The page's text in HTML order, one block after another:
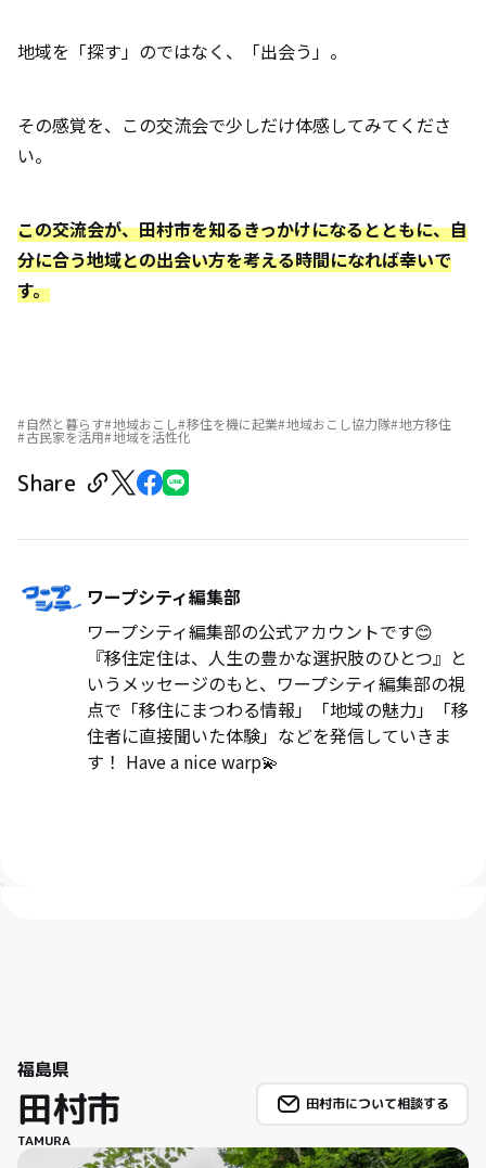
地域を「探す」のではなく、「出会う」。
その感覚を、この交流会で少しだけ体感してみてくださ
い。
この交流会が、田村市を知るきっかけになるとともに、自
分に合う地域との出会い方を考える時間になれば幸いで
す。
自然と暮らす 地域おこし 移住を機に起業 地域おこし協力隊 地方移住
古民家を活用 地域を活性化
Share
ワープシティ編集部
ワープシティ編集部の公式アカウントです😊
『移住定住は、人生の豊かな選択肢のひとつ』と
いうメッセージのもと、ワープシティ編集部の視
点で「移住にまつわる情報」「地域の魅力」「移
住者に直接聞いた体験」などを発信していきま
す！ Have a nice warp💫
福島県
田村市
TAMURA
田村市について相談する